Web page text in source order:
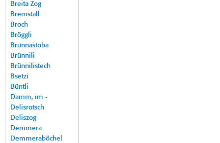
Breita Zog
Bremstall
Broch
Bröggli
Brunnastoba
Brünnili
Brünnilistech
Bsetzi
Büntli
Damm, im -
Delisrotsch
Deliszog
Demmera
Demmeraböchel